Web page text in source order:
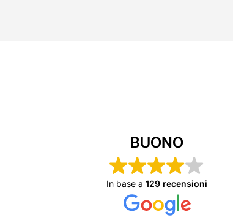
BUONO
In base a 129 recensioni